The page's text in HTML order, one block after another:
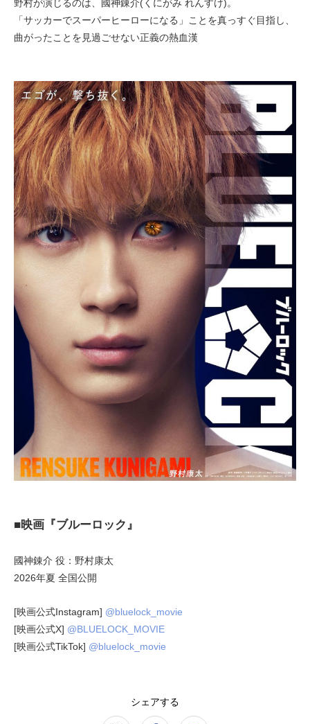
野村が演じるのは、國神錬介(くにがみ れんすけ)。
「サッカーでスーパーヒーローになる」ことを真っすぐ目指し、
曲がったことを見過ごせない正義の熱血漢
■映画『ブルーロック』
國神錬介 役：野村康太
2026年夏 全国公開
[映画公式Instagram] @bluelock_movie
[映画公式X] @BLUELOCK_MOVIE
[映画公式TikTok] @bluelock_movie
シェアする